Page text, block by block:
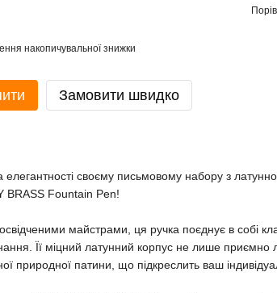
накопичувальної знижки
Замовити швидко
елегантності своєму письмовому набору з
BRASS Fountain Pen!
майстрами, ця ручка поєднує в собі
Її міцний латунний корпус не лише приємно
природної патини, що підкреслить ваш